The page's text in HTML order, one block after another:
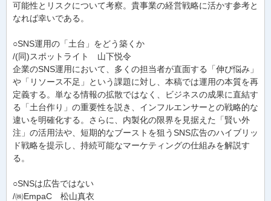
可能性とリスクについて考察。貴事業の経営戦略に活かす参考と
なれば幸いである。
○SNS運用の「土台」をどう築くか
/(同)スポットライト 山下悦令
企業のSNS運用において、多くの担当者が直面する「伸び悩み」
や「リソース不足」という課題に対し、本稿では運用の本質を再
定義する。単なる情報の拡散ではなく、ビジネスの成果に直結す
る「土台作り」の重要性を説き、インフルエンサーとの戦略的な
違いを明確化する。さらに、内製化の限界を見据えた「賢い外
注」の活用法や、短期的なブーストを狙うSNS広告のハイブリッ
ド戦略を提示し、持続可能なマーケティングの仕組みを解説す
る。
○SNSは広告ではない
/㈱EmpaC 松山真衣